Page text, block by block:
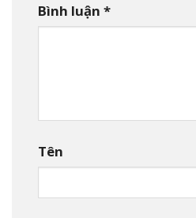
Bình luận *
Tên